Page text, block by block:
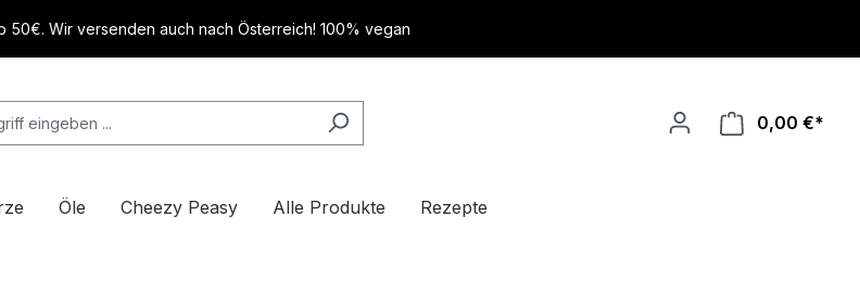
50€. Wir versenden auch nach Österreich! 100% vegan
0,00 €*
Öle Cheezy Peasy Alle Produkte Rezepte